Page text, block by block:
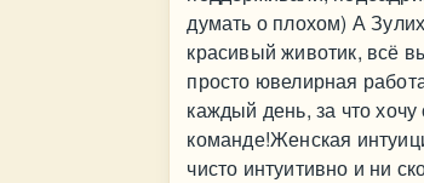
думать о плохом) А
красивый животик, всё
просто ювелирная
каждый день, за что
команде!Женская
чисто интуитивно и ни